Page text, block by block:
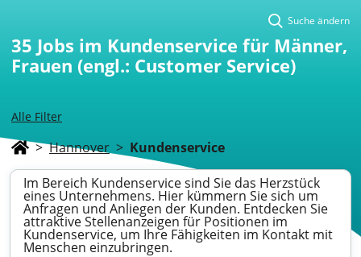
Alle Filter
Suche ändern
35 Jobs im Kundenservice für Männer,
Frauen (engl.: Customer Service)
> Hannover > Kundenservice
Im Bereich Kundenservice sind Sie das Herzstück
eines Unternehmens. Hier kümmern Sie sich um
Anfragen und Anliegen der Kunden. Entdecken Sie
attraktive Stellenanzeigen für Positionen im
Kundenservice, um Ihre Fähigkeiten im Kontakt mit
Menschen einzubringen.